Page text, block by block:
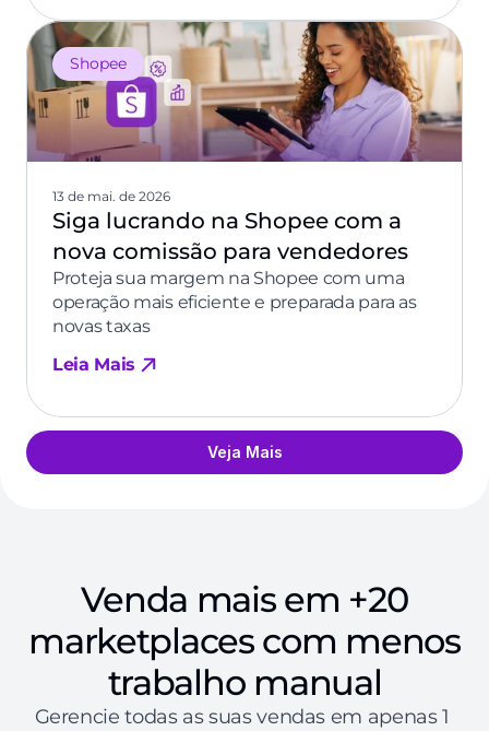
Shopee
13 de mai. de 2026
Siga lucrando na Shopee com a
nova comissão para vendedores
Proteja sua margem na Shopee com uma
operação mais eficiente e preparada para as
novas taxas
Leia Mais
Veja Mais
Venda mais em +20
marketplaces com menos
trabalho manual
Gerencie todas as suas vendas em apenas 1